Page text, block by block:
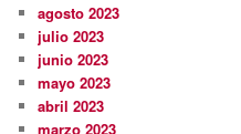
agosto 2023
julio 2023
junio 2023
mayo 2023
abril 2023
marzo 2023